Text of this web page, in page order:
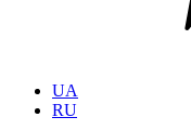
UA
RU